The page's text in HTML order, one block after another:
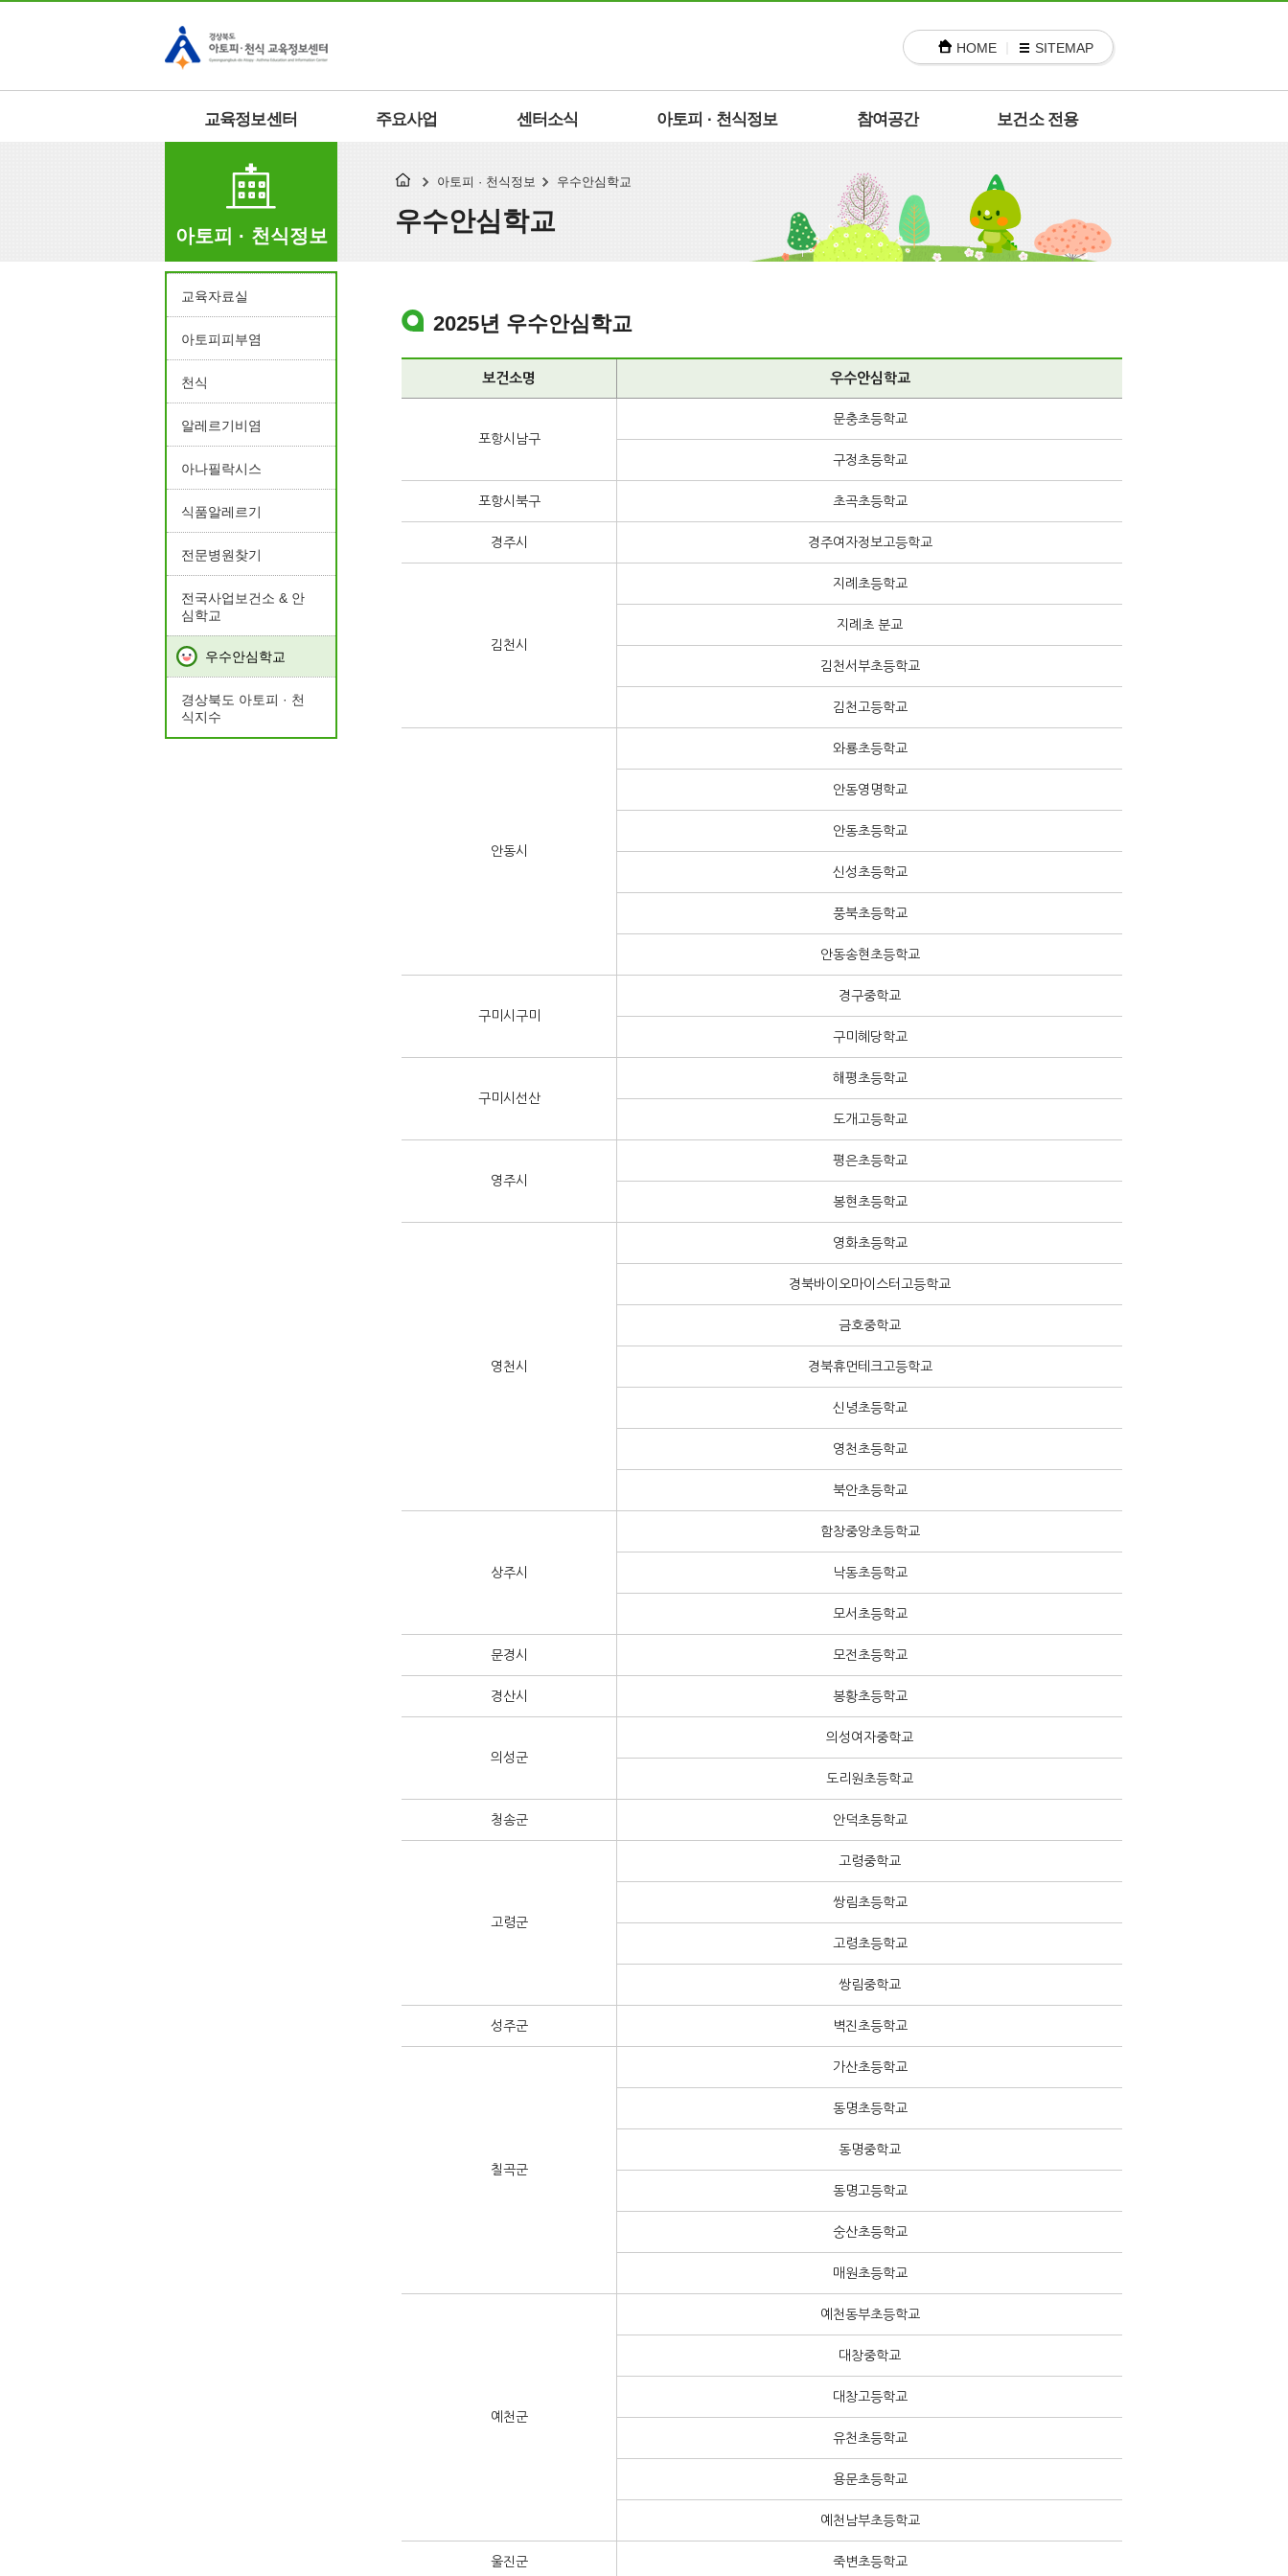
HOME SITEMAP
교육정보센터 주요사업 센터소식 아토피 · 천식정보 참여공간 보건소 전용
아토피 · 천식정보
아토피 · 천식정보 우수안심학교
우수안심학교
교육자료실
아토피피부염
천식
알레르기비염
아나필락시스
식품알레르기
전문병원찾기
전국사업보건소 & 안
심학교
우수안심학교
경상북도 아토피 · 천
식지수
2025년 우수안심학교
보건소명 우수안심학교
포항시남구
문충초등학교
구정초등학교
포항시북구 초곡초등학교
경주시 경주여자정보고등학교
김천시
지례초등학교
지례초 분교
김천서부초등학교
김천고등학교
안동시
와룡초등학교
안동영명학교
안동초등학교
신성초등학교
풍북초등학교
안동송현초등학교
구미시구미
경구중학교
구미혜당학교
구미시선산
해평초등학교
도개고등학교
영주시
평은초등학교
봉현초등학교
영천시
영화초등학교
경북바이오마이스터고등학교
금호중학교
경북휴먼테크고등학교
신녕초등학교
영천초등학교
북안초등학교
상주시
함창중앙초등학교
낙동초등학교
모서초등학교
문경시 모전초등학교
경산시 봉황초등학교
의성군
의성여자중학교
도리원초등학교
청송군 안덕초등학교
고령군
고령중학교
쌍림초등학교
고령초등학교
쌍림중학교
성주군 벽진초등학교
칠곡군
가산초등학교
동명초등학교
동명중학교
동명고등학교
숭산초등학교
매원초등학교
예천군
예천동부초등학교
대창중학교
대창고등학교
유천초등학교
용문초등학교
예천남부초등학교
울진군 죽변초등학교